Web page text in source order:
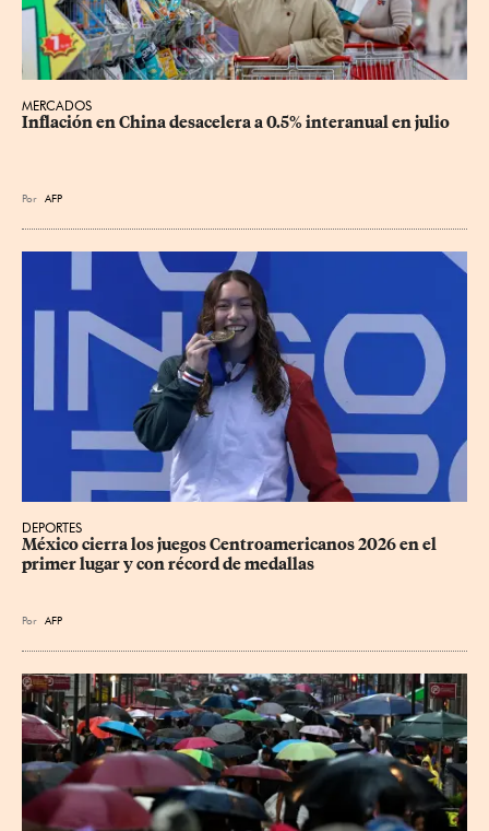
MERCADOS
Inflación en China desacelera a 0.5% interanual en julio
Por AFP
DEPORTES
México cierra los juegos Centroamericanos 2026 en el
primer lugar y con récord de medallas
Por AFP